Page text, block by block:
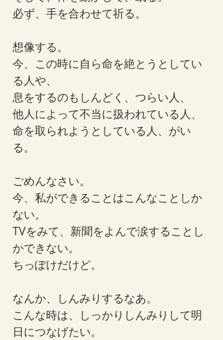
必ず、手を合わせて祈る。
想像する。
今、この時に自ら命を絶とうとしてい
る人や、
息をするのもしんどく、つらい人、
他人によって不当に扱われている人、
命を取られようとしている人、がい
る。
ごめんなさい。
今、私ができることはこんなことしか
ない。
TVをみて、新聞をよんで涙することし
かできない。
ちっぽけだけど。
なんか、しんみりするなあ。
こんな時は、しっかりしんみりして明
日につなげたい。